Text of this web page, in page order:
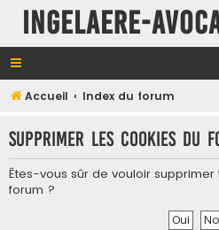
INGELAERE-
Accueil Index du forum
Supprimer les cookies du
Êtes-vous sûr de vouloir
forum ?